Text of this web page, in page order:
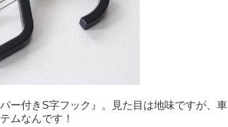
ー付きS字フック』。見た目は地味ですが、車
ムなんです！